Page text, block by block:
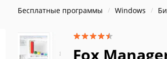
Бесплатные программы Windows
Fox